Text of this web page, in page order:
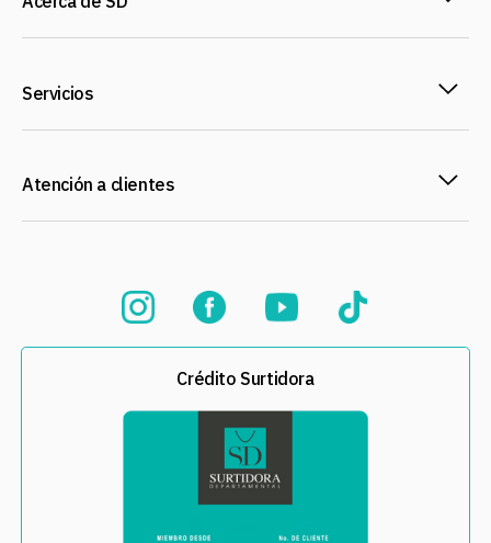
Servicios
Atención a clientes
Crédito Surtidora